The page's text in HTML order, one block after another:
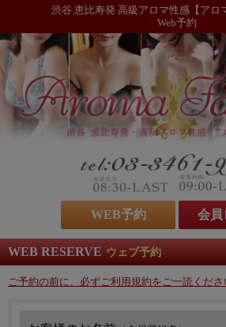
渋谷 恵比寿発 高級アロマ性感【アロ
Web予約
WEB予約 会員
WEB RESERVE ウェブ予約
ご予約の前に、必ずご利用規約をご一読くださ